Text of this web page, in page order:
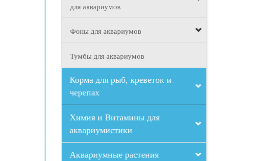
для аквариумов
Фоны для аквариумов
Тумбы для аквариумов
Корма для рыб, креветок и
черепах
Химия и Витамины для
аквариумистики
Аквариумные растения